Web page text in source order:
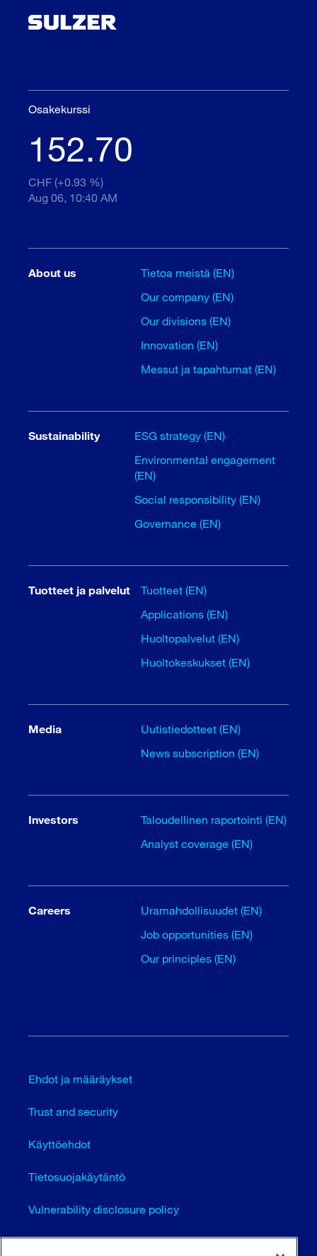
Osakekurssi
152.70
CHF (+0.93 %)
Aug 06, 10:40 AM
About us
Tietoa meistä (EN)
Our company (EN)
Our divisions (EN)
Innovation (EN)
Messut ja tapahtumat (EN)
Sustainability
ESG strategy (EN)
Environmental engagement
(EN)
Social responsibility (EN)
Governance (EN)
Tuotteet ja palvelut
Tuotteet (EN)
Applications (EN)
Huoltopalvelut (EN)
Huoltokeskukset (EN)
Media
Uutistiedotteet (EN)
News subscription (EN)
Investors
Taloudellinen raportointi (EN)
Analyst coverage (EN)
Careers
Uramahdollisuudet (EN)
Job opportunities (EN)
Our principles (EN)
Ehdot ja määräykset
Trust and security
Käyttöehdot
Tietosuojakäytäntö
Vulnerability disclosure policy
Cookie settings (EN)